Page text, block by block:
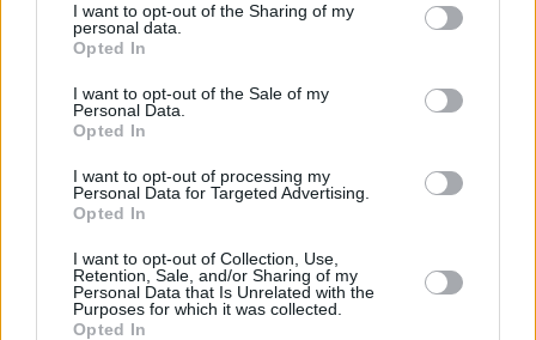
I want to opt-out of the Sharing of my
personal data.
Opted In
I want to opt-out of the Sale of my
Personal Data.
Opted In
I want to opt-out of processing my
Personal Data for Targeted Advertising.
Opted In
I want to opt-out of Collection, Use,
Retention, Sale, and/or Sharing of my
Personal Data that Is Unrelated with the
Purposes for which it was collected.
Opted In
Πριν 5 ημέρες
Ώρα να επιστρέψει η Δημοτική Αστυνομία στη